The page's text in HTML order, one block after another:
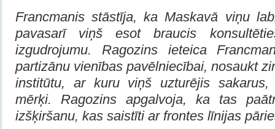
Francmanis stāstīja, ka Maskavā viņu
pavasarī viņš esot braucis
izgudrojumu. Ragozins ieteica
partizānu vienības pavēlniecībai, nosaukt
institūtu, ar kuru viņš uzturējis
mērķi. Ragozins apgalvoja, ka tas
izšķiršanu, kas saistīti ar frontes līnijas